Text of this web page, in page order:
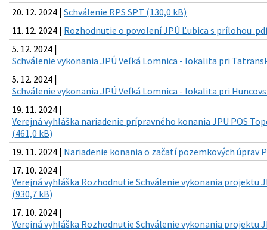
20. 12. 2024 | Schválenie RPS SPT (130,0 kB)
11. 12. 2024 | Rozhodnutie o povolení JPÚ Ľubica s prílohou
5. 12. 2024 |
Schválenie vykonania JPÚ Veľká Lomnica - lokalita pri
5. 12. 2024 |
Schválenie vykonania JPÚ Veľká Lomnica - lokalita pri
19. 11. 2024 |
Verejná vyhláška nariadenie prípravného konania JPU POS
(461,0 kB)
19. 11. 2024 | Nariadenie konania o začatí pozemkových úprav
17. 10. 2024 |
Verejná vyhláška Rozhodnutie Schválenie vykonania projektu
(930,7 kB)
17. 10. 2024 |
Verejná vyhláška Rozhodnutie Schválenie vykonania projektu